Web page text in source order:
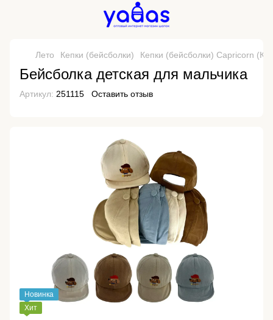
Лето Кепки (бейсболки) Кепки (бейсболки) Capricorn
Бейсболка детская для мальчика
Артикул: 251115 Оставить отзыв
Новинка
Хит